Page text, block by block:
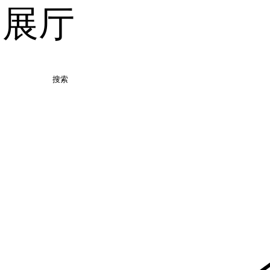
厅
搜索